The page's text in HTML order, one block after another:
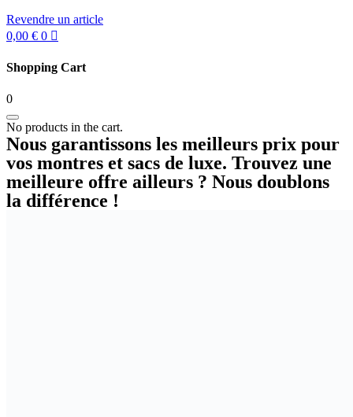
Revendre un article
0,00 € 0
Shopping Cart
0
No products in the cart.
Nous garantissons les meilleurs prix pour
vos montres et sacs de luxe. Trouvez une
meilleure offre ailleurs ? Nous doublons
la différence !